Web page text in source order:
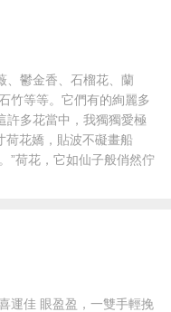
、鬱金香、石榴花、蘭
竹等等。它們有的絢麗多
許多花當中，我獨獨愛極
荷花嬌，貼波不礙畫船
”荷花，它如仙子般俏然佇
運佳 眼盈盈，一雙手輕挽